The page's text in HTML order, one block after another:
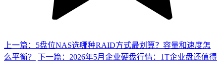
上一篇：5盘位NAS选哪种RAID方式最划算？容量和速度怎
么平衡？
下一篇：2026年5月企业硬盘行情：1T企业盘还值得